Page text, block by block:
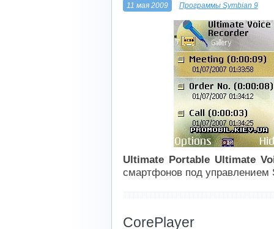
11 мая 2009 Программы Symbian 9
Ultimate Portable Ultimate
смартфонов под управлением
CorePlayer